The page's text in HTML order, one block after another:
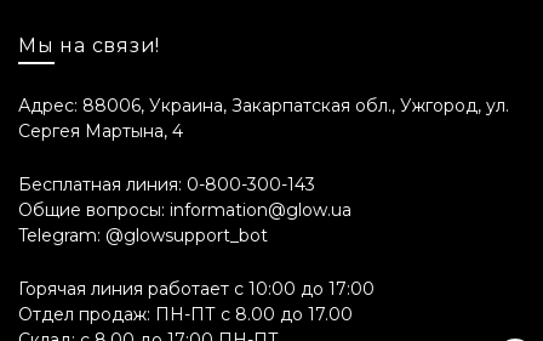
Мы на связи!
Адрес: 88006, Украина, Закарпатская обл., Ужгород, ул.
Сергея Мартына, 4
Бесплатная линия: 0-800-300-143
Общие вопросы: information@glow.ua
Telegram: @glowsupport_bot
Горячая линия работает с 10:00 до 17:00
Отдел продаж: ПН-ПТ с 8.00 до 17.00